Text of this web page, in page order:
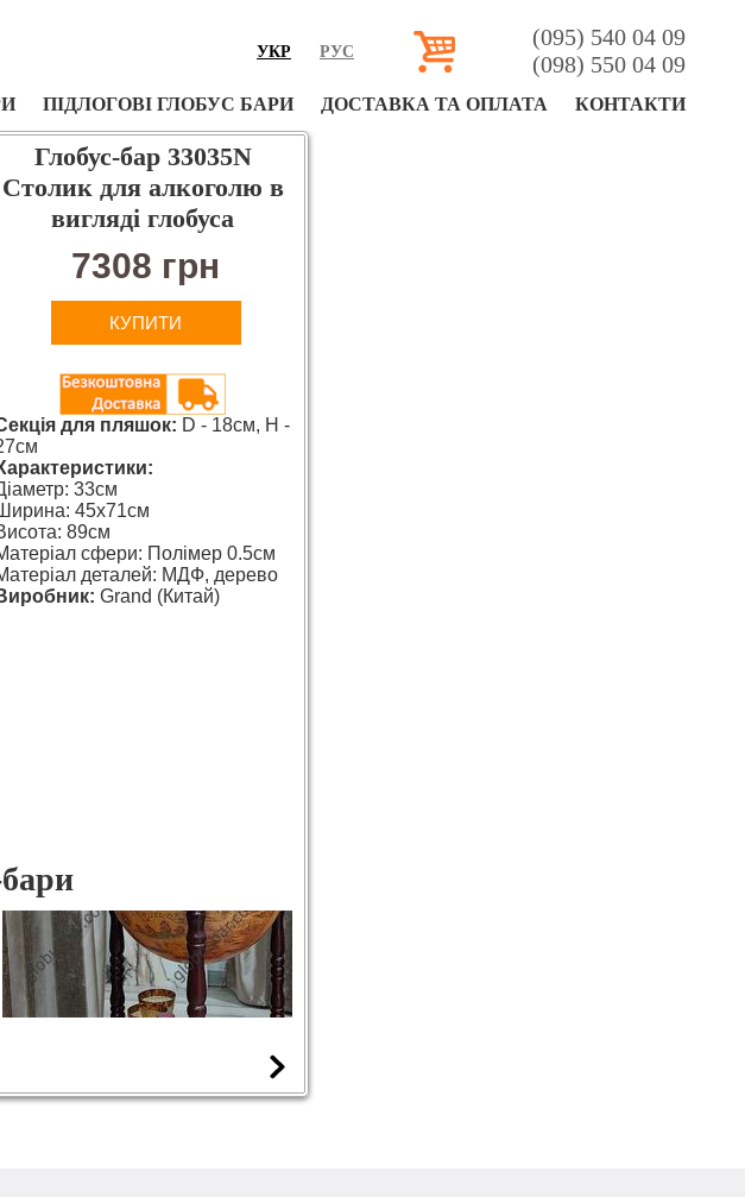
УКР РУС
(095) 540 04 09
(098) 550 04 09
ПІДЛОГОВІ ГЛОБУС БАРИ ДОСТАВКА ТА ОПЛАТА КОНТАКТИ
Глобус-бар 33035N
Столик для алкоголю в
вигляді глобуса
7308 грн
КУПИТИ
для пляшок: D - 18см, H -
33см
45х71см
89см
сфери: Полімер 0.5см
деталей: МДФ, дерево
Grand (Китай)